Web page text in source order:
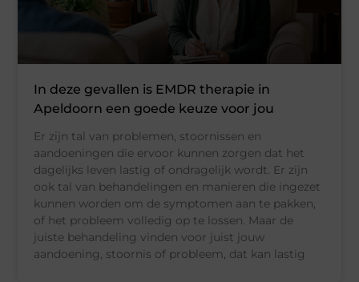
In deze gevallen is EMDR therapie in
Apeldoorn een goede keuze voor jou
Er zijn tal van problemen, stoornissen en
aandoeningen die ervoor kunnen zorgen dat het
dagelijks leven lastig of ondragelijk wordt. Er zijn
ook tal van behandelingen en manieren die ingezet
kunnen worden om de symptomen aan te pakken,
of het probleem volledig op te lossen. Maar de
juiste behandeling vinden voor juist jouw
aandoening, stoornis of probleem, dat kan lastig